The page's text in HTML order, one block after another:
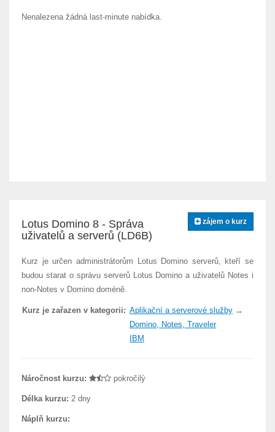
Nenalezena žádná last-minute nabídka.
zájem o kurz
Lotus Domino 8 - Správa
uživatelů a serverů (LD6B)
Kurz je určen administrátorům Lotus Domino serverů, kteří se
budou starat o správu serverů Lotus Domino a uživatelů Notes i
non-Notes v Domino doméně.
Kurz je zařazen v kategorii: Aplikační a serverové služby →
Domino, Notes, Traveler
IBM
Náročnost kurzu: pokročilý
Délka kurzu: 2 dny
Náplň kurzu: